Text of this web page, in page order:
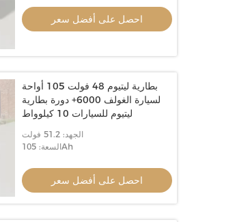
احصل على أفضل سعر
بطارية ليتيوم 48 فولت 105 أواحة
لسيارة الغولف 6000+ دورة بطارية
ليتيوم للسيارات 10 كيلوواط
الجهد: 51.2 فولت
السعة: 105Ah
احصل على أفضل سعر